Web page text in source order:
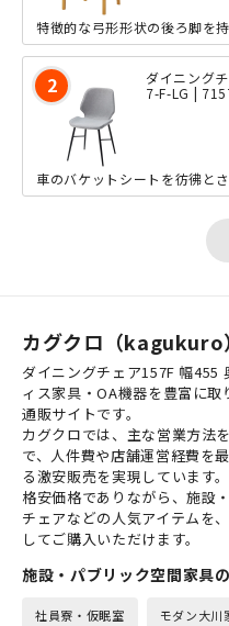
ダイニング
7-F-LG |
カグクロ（kagukuro
ダイニングチェア157F 幅455
ィス家具・OA機器を豊富に
通販サイトです。
カグクロでは、主な営業方法
で、人件費や店舗運営経費を
る激安販売を実現しています。
格安価格でありながら、施設
チェアなどの人気アイテムを
してご購入いただけます。
施設・パブリック空間家具
社員寮・仮眠室 モダン大川